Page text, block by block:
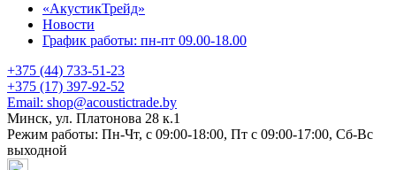
«АкустикТрейд»
Новости
График работы: пн-пт 09.00-18.00
+375 (44) 733-51-23
+375 (17) 397-92-52
Email: shop@acoustictrade.by
Минск, ул. Платонова 28 к.1
Режим работы: Пн-Чт, с 09:00-18:00, Пт с 09:00-17:00, Сб-Вс
выходной